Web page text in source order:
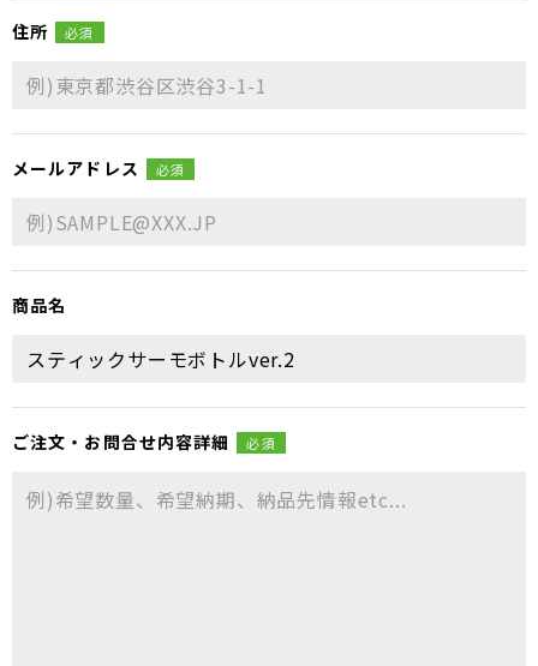
住所 必須
メールアドレス 必須
商品名
ご注文・ お問合せ内容詳細 必須